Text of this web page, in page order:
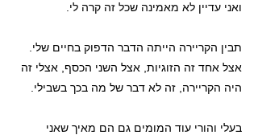
ואני עדיין לא מאמינה שכל זה קרה לי.
תבין הקריירה הייתה הדבר הדפוק בחיים שלי.
אצל אחד זה הזוגיות, אצל השני הכסף, אצלי זה
היה הקריירה, זה לא דבר של מה בכך בשבילי.
בעלי והורי עוד המומים גם הם מאיך שאני